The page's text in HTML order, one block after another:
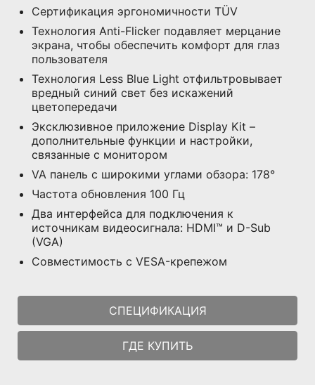
Сертификация эргономичности TÜV
Технология Anti-Flicker подавляет мерцание
экрана, чтобы обеспечить комфорт для глаз
пользователя
Технология Less Blue Light отфильтровывает
вредный синий свет без искажений
цветопередачи
Эксклюзивное приложение Display Kit –
дополнительные функции и настройки,
связанные с монитором
VA панель с широкими углами обзора: 178°
Частота обновления 100 Гц
Два интерфейса для подключения к
источникам видеосигнала: HDMI™ и D-Sub
(VGA)
Совместимость с VESA-крепежом
СПЕЦИФИКАЦИЯ
ГДЕ КУПИТЬ